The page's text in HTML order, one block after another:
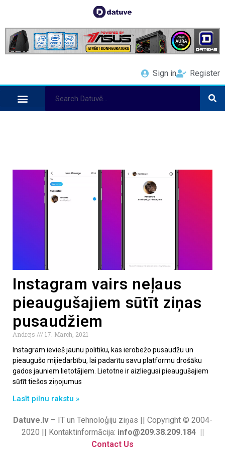
Sign in Register
Instagram vairs neļaus
pieaugušajiem sūtīt ziņas
pusaudžiem
Andrejs
17. March, 2021
Instagram ievieš jaunu politiku, kas ierobežo pusaudžu un
pieaugušo mijiedarbību, lai padarītu savu platformu drošāku
gados jauniem lietotājiem. Lietotne ir aizliegusi pieaugušajiem
sūtīt tiešos ziņojumus
Lasīt pilnu rakstu »
Datuve.lv– IT un Tehnoloģiju ziņas || Copyright © 2004-
2020 || Kontaktinformācija: info@209.38.209.184 ||
Contact Us